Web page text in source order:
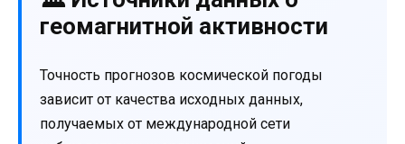
геомагнитной активности
Точность прогнозов космической погоды
зависит от качества исходных данных,
получаемых от международной сети